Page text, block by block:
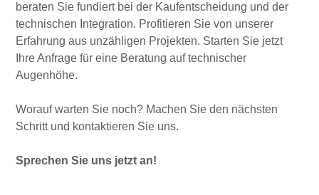
beraten Sie fundiert bei der Kaufentscheidung und der
technischen Integration. Profitieren Sie von unserer
Erfahrung aus unzähligen Projekten. Starten Sie jetzt
Ihre Anfrage für eine Beratung auf technischer
Augenhöhe.
Worauf warten Sie noch? Machen Sie den nächsten
Schritt und kontaktieren Sie uns.
Sprechen Sie uns jetzt an!